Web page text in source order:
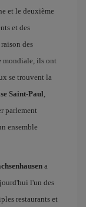
et le deuxième
et des
des
mondiale, ils ont
se trouvent la
Saint-Paul,
parlement
ensemble
a
l'un des
restaurants et